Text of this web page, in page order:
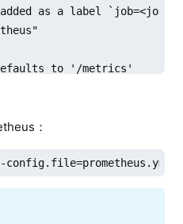
as a label
to '/metrics'
to 'http'.
is added as a label
：
config.file=prometheus.yml